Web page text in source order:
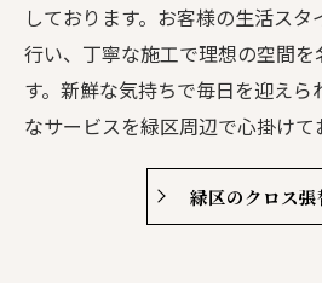
しております。お客様の生活ス
行い、丁寧な施工で理想の空間
す。新鮮な気持ちで毎日を迎え
なサービスを緑区周辺で心掛けて
緑区のクロス張